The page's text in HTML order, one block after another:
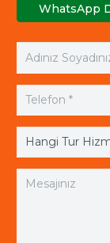
WhatsApp